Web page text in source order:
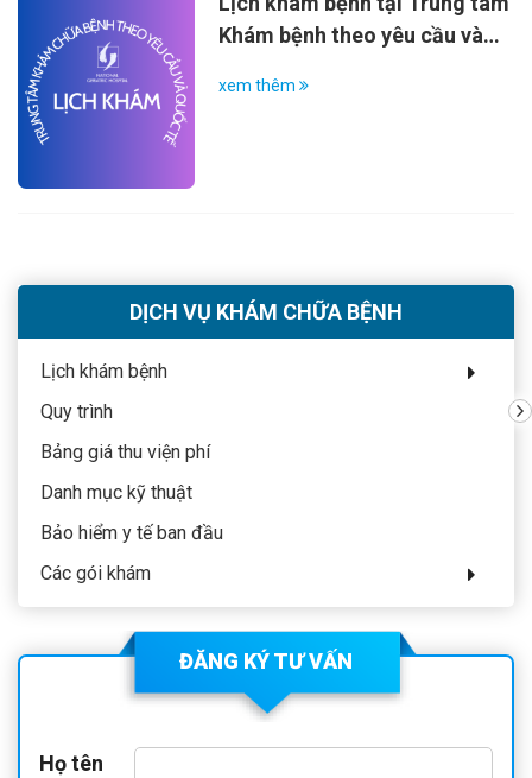
ngày Lễ, Tết theo quy định. 📞
Điện thoại liên hệ:
0962.535.329
Khám bệnh theo yêu cầu và
xem thêm
DỊCH VỤ KHÁM CHỮA BỆNH
Lịch khám bệnh
Quy trình
Bảng giá thu viện phí
Danh mục kỹ thuật
Bảo hiểm y tế ban đầu
Các gói khám
ĐĂNG KÝ TƯ VẤN
Họ tên